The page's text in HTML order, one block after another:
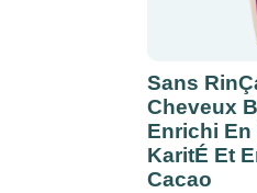
Sans
Cheveux
Enrichi En
KaritÉ Et
Cacao